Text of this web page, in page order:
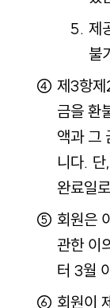
제
불
제3항제
금을 환
액과 그
니다.
완료일
회원은
관한 이
터 3월
회원이